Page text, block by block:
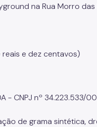
na Rua Morro
e dez centavos)
- CNPJ nº 34.223.533/
de grama sintética,